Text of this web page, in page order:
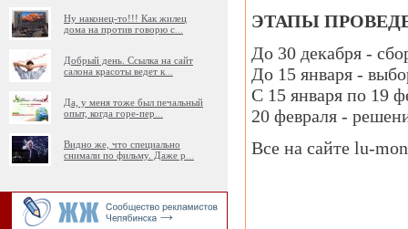
Ну наконец-то!!! Как жилец
дома на против говорю с
Добрый день. Ссылка на сайт
салона красоты ведет к
Да, у меня тоже был печальный
опыт, когда горе-пер
Видно же, что специально
снимали по фильму. Даже р
ЭТАПЫ
До 30 декабря -
До 15 января -
С 15 января по 19
20 февраля -
Все на сайте lu-